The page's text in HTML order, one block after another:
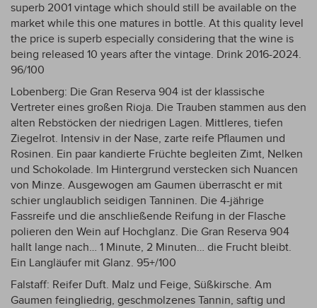
superb 2001 vintage which should still be available on the
market while this one matures in bottle. At this quality level
the price is superb especially considering that the wine is
being released 10 years after the vintage. Drink 2016-2024.
96/100
Lobenberg: Die Gran Reserva 904 ist der klassische
Vertreter eines großen Rioja. Die Trauben stammen aus den
alten Rebstöcken der niedrigen Lagen. Mittleres, tiefen
Ziegelrot. Intensiv in der Nase, zarte reife Pflaumen und
Rosinen. Ein paar kandierte Früchte begleiten Zimt, Nelken
und Schokolade. Im Hintergrund verstecken sich Nuancen
von Minze. Ausgewogen am Gaumen überrascht er mit
schier unglaublich seidigen Tanninen. Die 4-jährige
Fassreife und die anschließende Reifung in der Flasche
polieren den Wein auf Hochglanz. Die Gran Reserva 904
hallt lange nach… 1 Minute, 2 Minuten… die Frucht bleibt.
Ein Langläufer mit Glanz. 95+/100
Falstaff: Reifer Duft. Malz und Feige, Süßkirsche. Am
Gaumen feingliedrig, geschmolzenes Tannin, saftig und